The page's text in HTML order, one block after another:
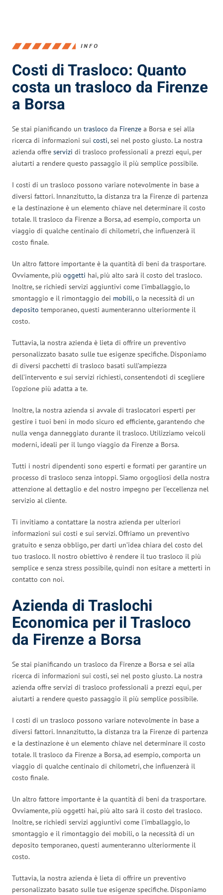
INFO
Costi di Trasloco: Quanto
costa un trasloco da Firenze
a Borsa
Se stai pianificando un trasloco da Firenze a Borsa e sei alla
ricerca di informazioni sui costi, sei nel posto giusto. La nostra
azienda offre servizi di trasloco professionali a prezzi equi, per
aiutarti a rendere questo passaggio il più semplice possibile.
I costi di un trasloco possono variare notevolmente in base a
diversi fattori. Innanzitutto, la distanza tra la Firenze di partenza
e la destinazione è un elemento chiave nel determinare il costo
totale. Il trasloco da Firenze a Borsa, ad esempio, comporta un
viaggio di qualche centinaio di chilometri, che influenzerà il
costo finale.
Un altro fattore importante è la quantità di beni da trasportare.
Ovviamente, più oggetti hai, più alto sarà il costo del trasloco.
Inoltre, se richiedi servizi aggiuntivi come l’imballaggio, lo
smontaggio e il rimontaggio dei mobili, o la necessità di un
deposito temporaneo, questi aumenteranno ulteriormente il
costo.
Tuttavia, la nostra azienda è lieta di offrire un preventivo
personalizzato basato sulle tue esigenze specifiche. Disponiamo
di diversi pacchetti di trasloco basati sull’ampiezza
dell’intervento e sui servizi richiesti, consentendoti di scegliere
l’opzione più adatta a te.
Inoltre, la nostra azienda si avvale di traslocatori esperti per
gestire i tuoi beni in modo sicuro ed efficiente, garantendo che
nulla venga danneggiato durante il trasloco. Utilizziamo veicoli
moderni, ideali per il lungo viaggio da Firenze a Borsa.
Tutti i nostri dipendenti sono esperti e formati per garantire un
processo di trasloco senza intoppi. Siamo orgogliosi della nostra
attenzione al dettaglio e del nostro impegno per l’eccellenza nel
servizio al cliente.
Ti invitiamo a contattare la nostra azienda per ulteriori
informazioni sui costi e sui servizi. Offriamo un preventivo
gratuito e senza obbligo, per darti un’idea chiara del costo del
tuo trasloco. Il nostro obiettivo è rendere il tuo trasloco il più
semplice e senza stress possibile, quindi non esitare a metterti in
contatto con noi.
Azienda di Traslochi
Economica per il Trasloco
da Firenze a Borsa
Se stai pianificando un trasloco da Firenze a Borsa e sei alla
ricerca di informazioni sui costi, sei nel posto giusto. La nostra
azienda offre servizi di trasloco professionali a prezzi equi, per
aiutarti a rendere questo passaggio il più semplice possibile.
I costi di un trasloco possono variare notevolmente in base a
diversi fattori. Innanzitutto, la distanza tra la Firenze di partenza
e la destinazione è un elemento chiave nel determinare il costo
totale. Il trasloco da Firenze a Borsa, ad esempio, comporta un
viaggio di qualche centinaio di chilometri, che influenzerà il
costo finale.
Un altro fattore importante è la quantità di beni da trasportare.
Ovviamente, più oggetti hai, più alto sarà il costo del trasloco.
Inoltre, se richiedi servizi aggiuntivi come l’imballaggio, lo
smontaggio e il rimontaggio dei mobili, o la necessità di un
deposito temporaneo, questi aumenteranno ulteriormente il
costo.
Tuttavia, la nostra azienda è lieta di offrire un preventivo
personalizzato basato sulle tue esigenze specifiche. Disponiamo